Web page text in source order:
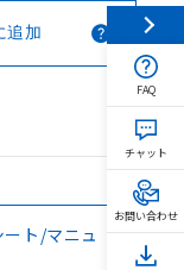
追加
ト/マニュ
FAQ
チャット
お問い合わせ